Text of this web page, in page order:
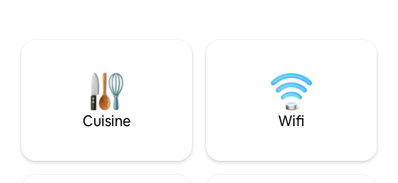
Cuisine Wifi